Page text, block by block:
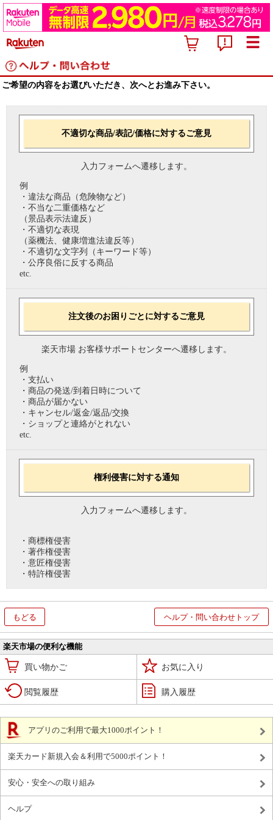
ご希望の内容をお選びいただき、次へとお進み下さい。
不適切な商品/表記/価格に対するご意見
入力フォームへ遷移します。
例
・違法な商品（危険物など）
・不当な二重価格など
（景品表示法違反）
・不適切な表現
（薬機法、健康増進法違反等）
・不適切な文字列（キーワード等）
・公序良俗に反する商品
etc.
注文後のお困りごとに対するご意見
楽天市場 お客様サポートセンターへ遷移します。
例
・支払い
・商品の発送/到着日時について
・商品が届かない
・キャンセル/返金/返品/交換
・ショップと連絡がとれない
etc.
権利侵害に対する通知
入力フォームへ遷移します。
・商標権侵害
・著作権侵害
・意匠権侵害
・特許権侵害
もどる ヘルプ・問い合わせトップ
楽天市場の便利な機能
買い物かご お気に入り
閲覧履歴 購入履歴
アプリのご利用で最大1000ポイント！
楽天カード新規入会＆利用で5000ポイント！
安心・安全への取り組み
ヘルプ